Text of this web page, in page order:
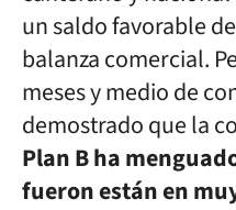
un saldo favorable
balanza comercial.
meses y medio de
demostrado que la
Plan B ha
fueron están en